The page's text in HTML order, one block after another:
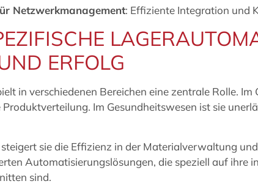
Netzwerkmanagement: Effiziente Integration und
ERFOLG
in verschiedenen Bereichen eine zentrale Rolle.
Produktverteilung. Im Gesundheitswesen ist sie
sie die Effizienz in der Materialverwaltung
Automatisierungslösungen, die speziell auf ihre
sind.